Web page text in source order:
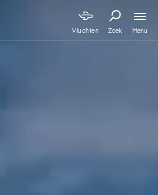
Vluchten Zoek Menu